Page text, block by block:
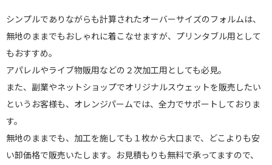
シンプルでありながらも計算されたオーバーサイズのフォルムは、
無地のままでもおしゃれに着こなせますが、プリンタブル用として
もおすすめ。
アパレルやライブ物販用などの２次加工用としても必見。
また、副業やネットショップでオリジナルスウェットを販売したい
というお客様も、オレンジパームでは、全力でサポートしておりま
す。
無地のままでも、加工を施しても１枚から大口まで、どこよりも安
い卸価格で販売いたします。お見積もりも無料で承ってますので、